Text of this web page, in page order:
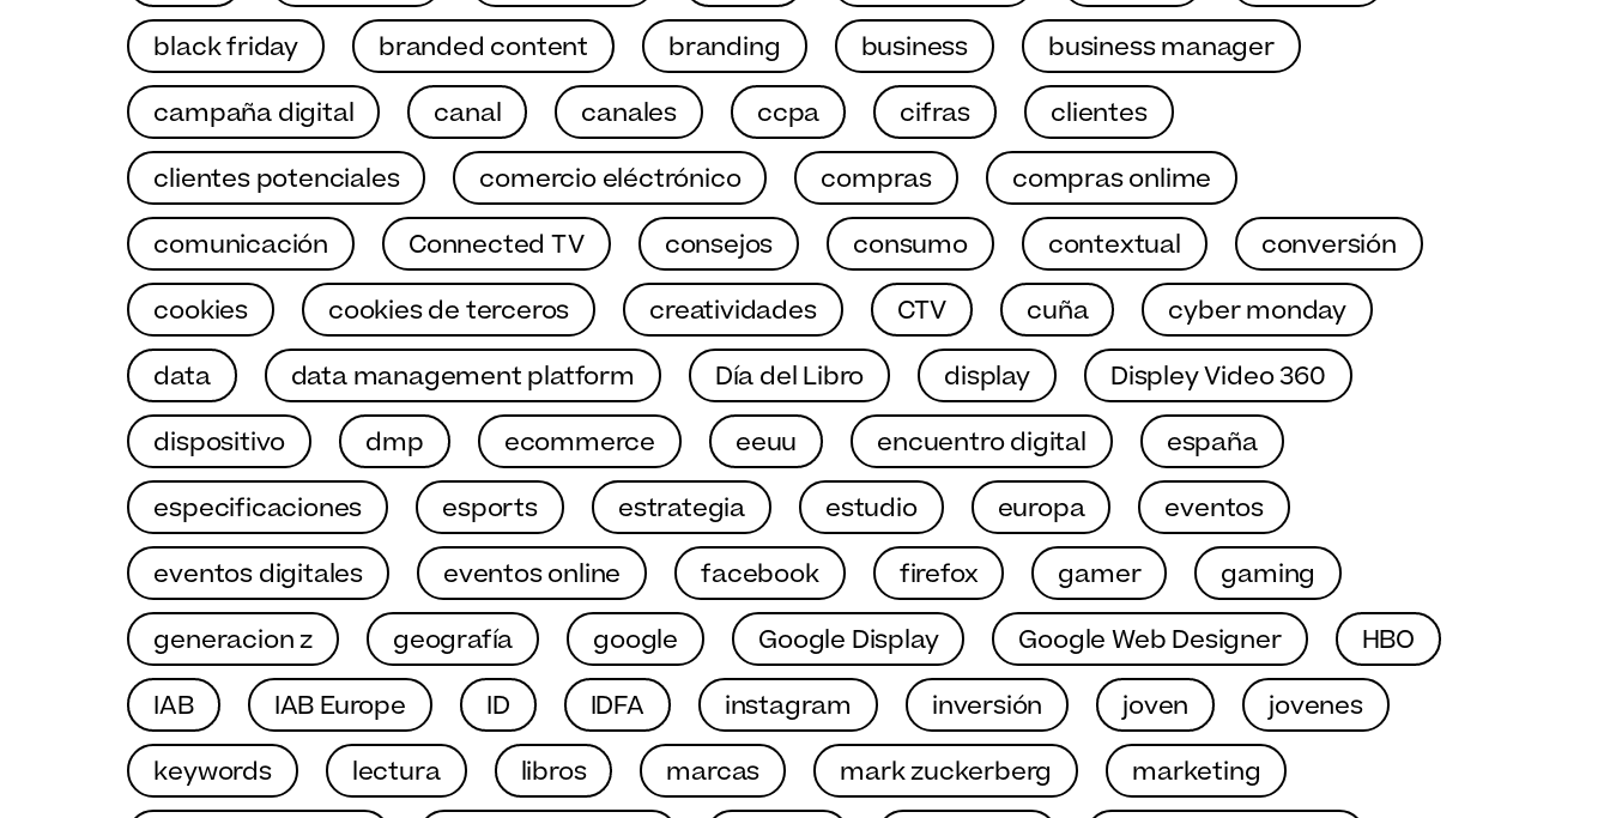
black friday
branded content branding business
business manager
campaña digital
canal canales ccpa cifras
clientes
clientes potenciales
comercio eléctrónico compras
compras onlime
comunicación
Connected TV consejos consumo contextual
conversión
cookies
cookies de terceros creatividades CTV cuña
cyber monday
data
data management platform Día del Libro display
Displey Video 360
dispositivo
dmp ecommerce eeuu encuentro digital
españa
especificaciones
esports estrategia estudio europa
eventos
eventos digitales
eventos online facebook firefox gamer
gaming
generacion z
geografía google Google Display Google Web Designer
HBO
IAB
IAB Europe ID IDFA instagram inversión joven
jovenes
keywords
lectura libros marcas mark zuckerberg
marketing